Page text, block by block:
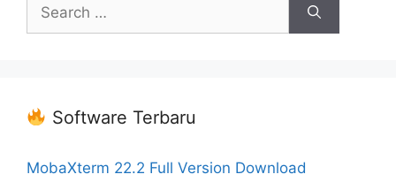
for:
Software Terbaru
MobaXterm 22.2 Full Version Download